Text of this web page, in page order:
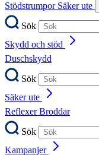
Stödstrumpor Säker ute
Sök
Skydd och stöd
Duschskydd
Sök
Säker ute
ReflexerBroddar
Sök
Kampanjer